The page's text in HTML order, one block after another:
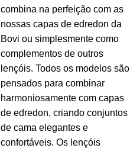
combina na perfeição com as
nossas capas de edredon da
Bovi ou simplesmente como
complementos de outros
lençóis. Todos os modelos são
pensados para combinar
harmoniosamente com capas
de edredon, criando conjuntos
de cama elegantes e
confortáveis. Os lençóis